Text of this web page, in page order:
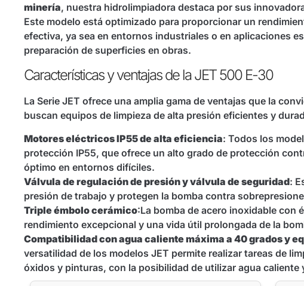
minería, nuestra hidrolimpiadora destaca por sus
Este modelo está optimizado para proporcionar un
efectiva, ya sea en entornos industriales o en aplicaciones
preparación de superficies en obras.
Características y ventajas de la JET 500 E-30
La Serie JET ofrece una amplia gama de ventajas que la
buscan equipos de limpieza de alta presión eficientes y
Motores eléctricos IP55 de alta eficiencia: Todos los
protección IP55, que ofrece un alto grado de protección
óptimo en entornos difíciles.
Válvula de regulación de presión y válvula de seguridad:
presión de trabajo y protegen la bomba contra
Triple émbolo cerámico:La bomba de acero inoxidable con
rendimiento excepcional y una vida útil prolongada de la
Compatibilidad conagua caliente máxima a 40 gradosy
versatilidad de los modelos JET permite realizar tareas de
óxidos y pinturas, con la posibilidad de utilizar agua caliente